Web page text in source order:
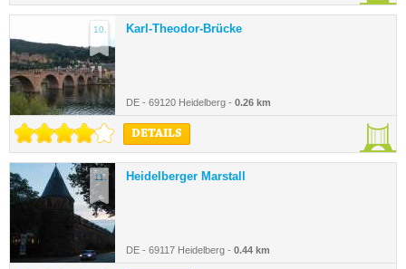
10. Karl-Theodor-Brücke
DE - 69120 Heidelberg - 0.26 km
DETAILS
11. Heidelberger Marstall
DE - 69117 Heidelberg - 0.44 km